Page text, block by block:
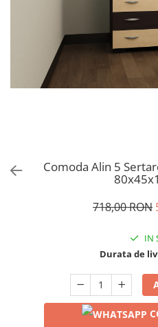
Comoda Alin 5
718,00 RON
IN
Durata de